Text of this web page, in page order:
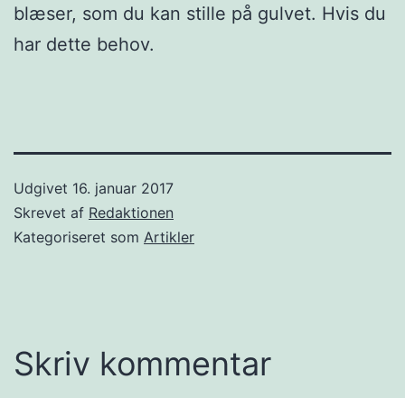
blæser, som du kan stille på gulvet. Hvis du
har dette behov.
Udgivet 16. januar 2017
Skrevet af Redaktionen
Kategoriseret som Artikler
Skriv kommentar